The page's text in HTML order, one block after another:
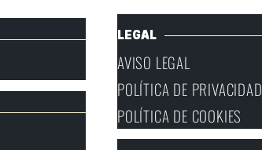
LEGAL
AVISO LEGAL
POLÍTICA DE PRIVACIDAD
POLÍTICA DE COOKIES